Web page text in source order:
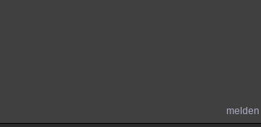
melden